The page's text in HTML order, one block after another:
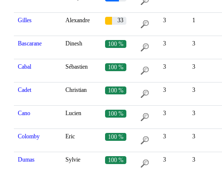
Gilles Alexandre
33
3 1
Bascarane Dinesh 100 % 3 3
Cabal Sébastien 100 % 3 3
Cadet Christian 100 % 3 3
Cano Lucien 100 % 3 3
Colomby Eric 100 % 3 3
Dumas Sylvie 100 % 3 3